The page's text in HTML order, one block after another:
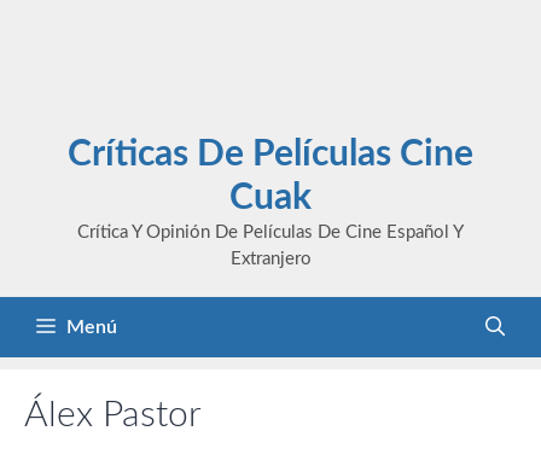
Críticas De Películas Cine
Cuak
Crítica Y Opinión De Películas De Cine Español Y
Extranjero
Menú
Álex Pastor